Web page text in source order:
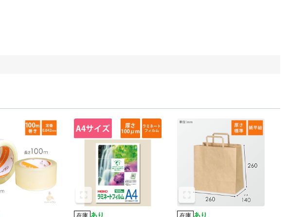
在庫 あり
在庫 あり